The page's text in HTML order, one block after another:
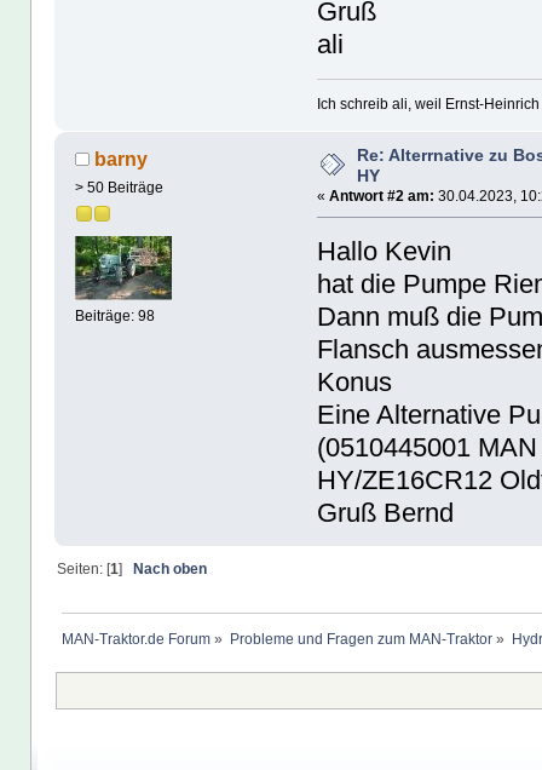
Gruß
ali
Ich schreib ali, weil Ernst-
barny
> 50 Beiträge
Beiträge: 98
Re: Alterrnative zu
HY
«Antwort #2 am: 30.04.2023,
Hallo Kevin
hat die Pumpe
Dann muß die
Flansch
Konus
Eine Alternative
(0510445001
HY/ZE16CR12
Gruß Bernd
Seiten: [1] Nach oben
MAN-Traktor.de Forum » Probleme und Fragen zum MAN-Traktor »